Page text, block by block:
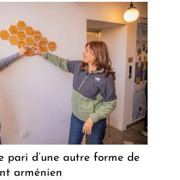
pari d’une autre forme de
arménien